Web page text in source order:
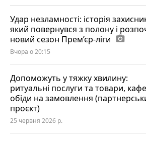
Удар незламності: історія
який повернувся з полону і
новий сезон Прем’єр-ліги photo_camera
Вчора о 20:15
Допоможуть у тяжку хвилину:
ритуальні послуги та товари,
обіди на замовлення
проєкт)
25 червня 2026 р.